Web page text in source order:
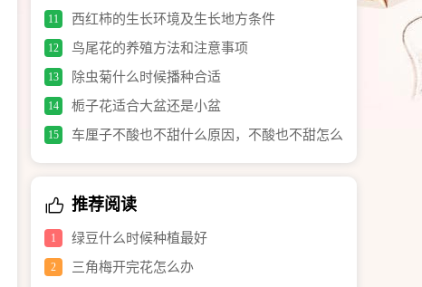
11 西红柿的生长环境及生长地方条件
12 鸟尾花的养殖方法和注意事项
13 除虫菊什么时候播种合适
14 栀子花适合大盆还是小盆
15
车厘子不酸也不甜什么原因，不酸也不甜怎么
办
推荐阅读
1 绿豆什么时候种植最好
2 三角梅开完花怎么办